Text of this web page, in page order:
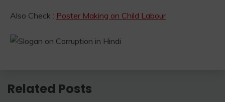
Also Check : Poster Making on Child Labour
Related Posts